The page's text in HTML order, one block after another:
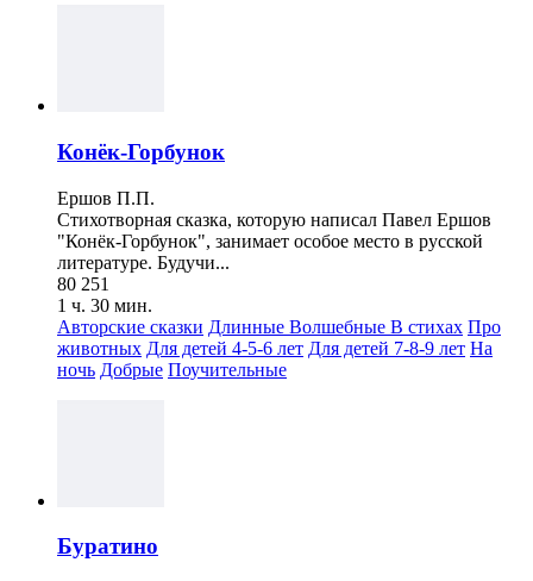
Конёк-Горбунок
Ершов П.П.
Стихотворная сказка, которую написал Павел Ершов
"Конёк-Горбунок", занимает особое место в русской
литературе. Будучи...
80 251
1 ч. 30 мин.
Авторские сказки Длинные Волшебные В стихах Про
животных Для детей 4-5-6 лет Для детей 7-8-9 лет На
ночь Добрые Поучительные
Буратино